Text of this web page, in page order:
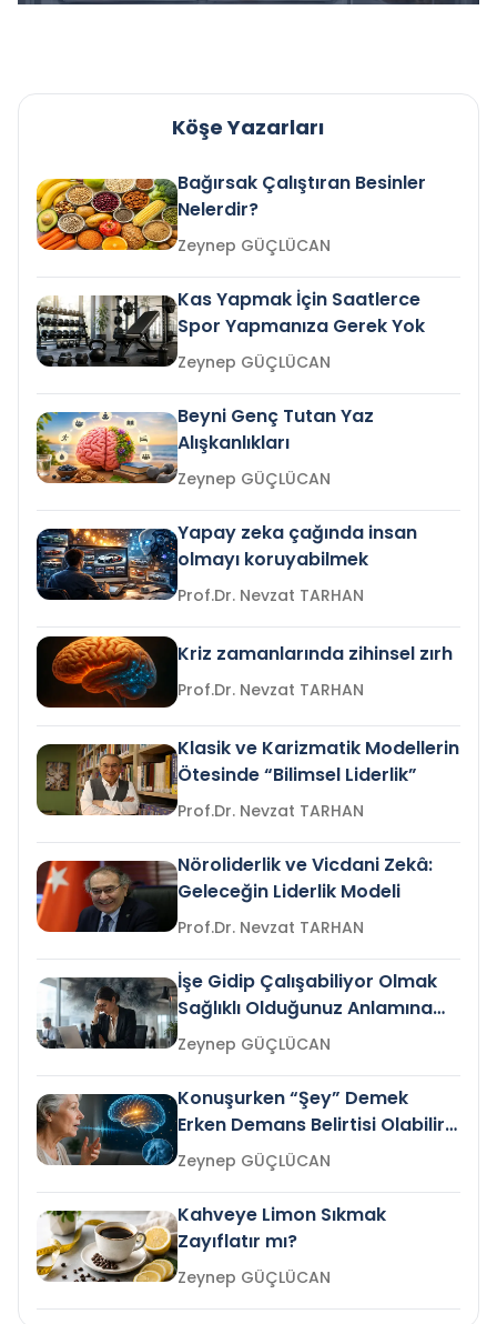
Köşe Yazarları
Bağırsak Çalıştıran Besinler
Nelerdir?
Zeynep GÜÇLÜCAN
Kas Yapmak İçin Saatlerce
Spor Yapmanıza Gerek Yok
Zeynep GÜÇLÜCAN
Beyni Genç Tutan Yaz
Alışkanlıkları
Zeynep GÜÇLÜCAN
Yapay zeka çağında insan
olmayı koruyabilmek
Prof.Dr. Nevzat TARHAN
Kriz zamanlarında zihinsel zırh
Prof.Dr. Nevzat TARHAN
Klasik ve Karizmatik Modellerin
Ötesinde “Bilimsel Liderlik”
Prof.Dr. Nevzat TARHAN
Nöroliderlik ve Vicdani Zekâ:
Geleceğin Liderlik Modeli
Prof.Dr. Nevzat TARHAN
İşe Gidip Çalışabiliyor Olmak
Sağlıklı Olduğunuz Anlamına
Gelir mi?Zeynep GÜÇLÜCAN
Konuşurken “Şey” Demek
Erken Demans Belirtisi Olabilir
mi?
Zeynep GÜÇLÜCAN
Kahveye Limon Sıkmak
Zayıflatır mı?
Zeynep GÜÇLÜCAN